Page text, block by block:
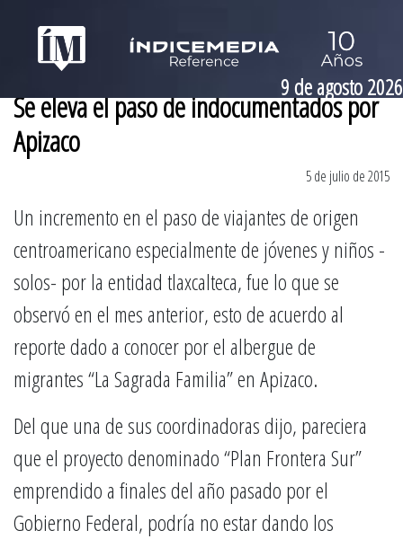
9 de agosto 2026
Se eleva el paso de indocumentados por
Apizaco
5 de julio de 2015
Un incremento en el paso de viajantes de origen
centroamericano especialmente de jóvenes y niños -
solos- por la entidad tlaxcalteca, fue lo que se
observó en el mes anterior, esto de acuerdo al
reporte dado a conocer por el albergue de
migrantes “La Sagrada Familia” en Apizaco.
Del que una de sus coordinadoras dijo, pareciera
que el proyecto denominado “Plan Frontera Sur”
emprendido a finales del año pasado por el
Gobierno Federal, podría no estar dando los